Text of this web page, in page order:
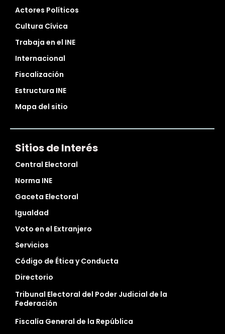
Actores Políticos
Cultura Cívica
Trabaja en el INE
Internacional
Fiscalización
Estructura INE
Mapa del sitio
Sitios de Interés
Central Electoral
Norma INE
Gaceta Electoral
Igualdad
Voto en el Extranjero
Servicios
Código de Ética y Conducta
Directorio
Tribunal Electoral del Poder Judicial de la
Federación
Fiscalía General de la República